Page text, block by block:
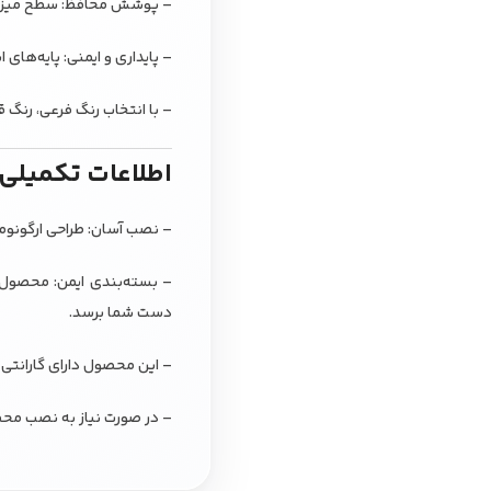
– پوشش محافظ: سطح میز با
– پایداری و ایمنی:
– با انتخاب رنگ فرعی،
اطلاعات
– نصب آسان: طراحی
– بسته‌بندی ایمن:
دست شما برسد.
– این محصول دارای
– در صورت نیاز به نصب